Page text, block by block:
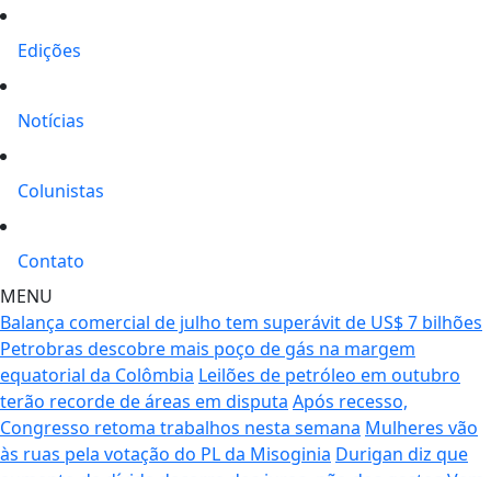
Edições
Notícias
Colunistas
Contato
MENU
Balança comercial de julho tem superávit de US$ 7 bilhões
Petrobras descobre mais poço de gás na margem
equatorial da Colômbia Leilões de petróleo em outubro
terão recorde de áreas em disputa Após recesso,
Congresso retoma trabalhos nesta semana Mulheres vão
às ruas pela votação do PL da Misoginia Durigan diz que